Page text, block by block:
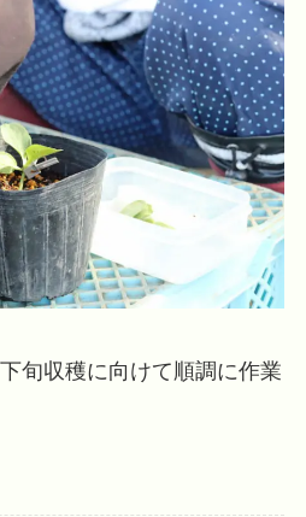
旬収穫に向けて順調に作業